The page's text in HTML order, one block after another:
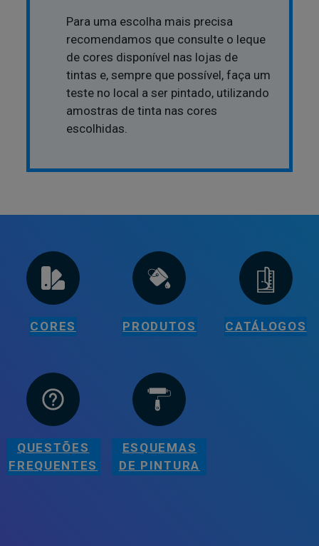
Para uma escolha mais precisa
recomendamos que consulte o leque
de cores disponível nas lojas de
tintas e, sempre que possível, faça um
teste no local a ser pintado, utilizando
amostras de tinta nas cores
escolhidas.
CORES PRODUTOS CATÁLOGOS
QUESTÕES
FREQUENTES
ESQUEMAS
DE PINTURA